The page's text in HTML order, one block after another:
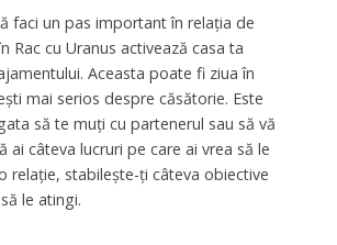
faci un pas important în relația de
Rac cu Uranus activează casa ta
Aceasta poate fi ziua în
mai serios despre căsătorie. Este
să te muți cu partenerul sau să vă
ai câteva lucruri pe care ai vrea să le
relație, stabilește-ți câteva obiective
le atingi.